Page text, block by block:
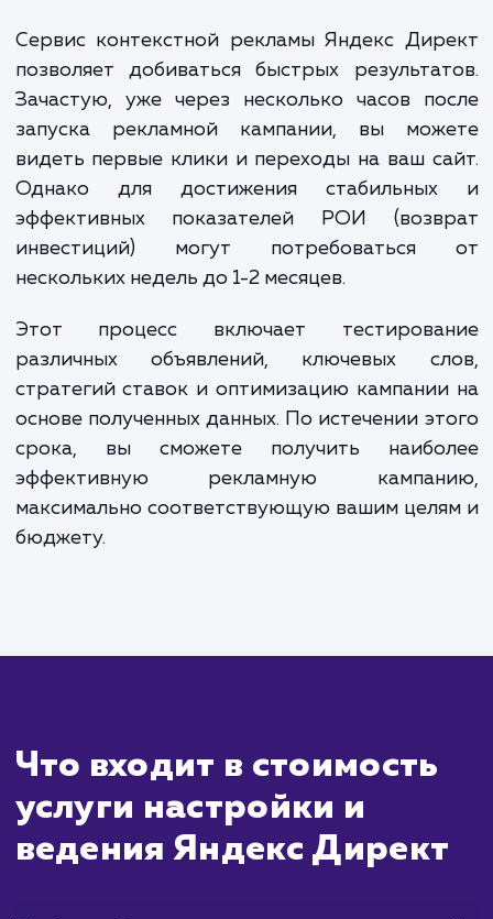
мониторинг эффективности рекламы,
стратегии и оптимизацию бюджета для
максимальной отдачи от инвестиций.
Стоимость этих услуг зависит от множества
факторов, включая сложность проекта и
рекламу. Обычно стоимость настройки Яндекс
Директ начинается от 15 000 рублей. Месячное
ведение кампании обходится примерно в 10-20%
рекламного бюджета, но не менее 10 000 рублей.
свяжитесь с нами.
ЗАКАЗАТЬ УСЛУГИ
ждать?
позволяет добиваться быстрых
Зачастую, уже через несколько часов
запуска рекламной кампании, вы
видеть первые клики и переходы на ваш